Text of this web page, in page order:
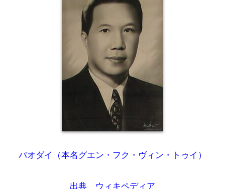
バオダイ（本名グエン・フク・ヴィン・トゥイ）
出典 ウィキペディア